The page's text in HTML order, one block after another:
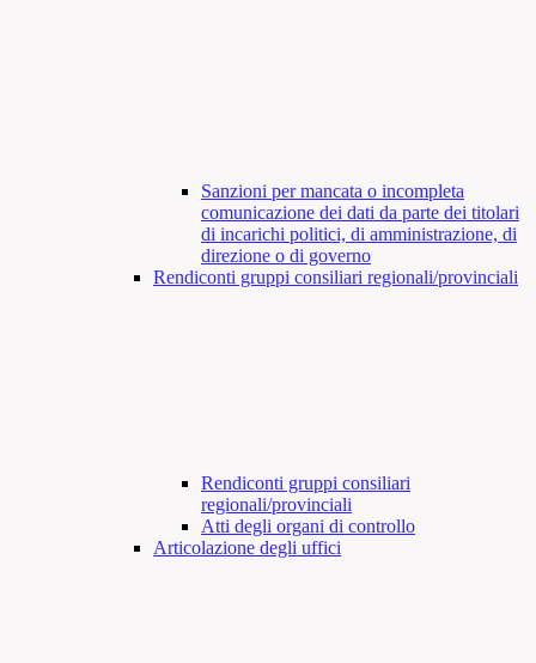
Sanzioni per mancata o incompleta
comunicazione dei dati da parte dei titolari
di incarichi politici, di amministrazione, di
direzione o di governo
Rendiconti gruppi consiliari regionali/provinciali
Rendiconti gruppi consiliari
regionali/provinciali
Atti degli organi di controllo
Articolazione degli uffici